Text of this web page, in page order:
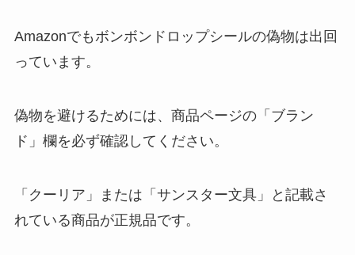
Amazonでもボンボンドロップシールの偽物は出回
っています。
偽物を避けるためには、商品ページの「ブラン
ド」欄を必ず確認してください。
「クーリア」または「サンスター文具」と記載さ
れている商品が正規品です。